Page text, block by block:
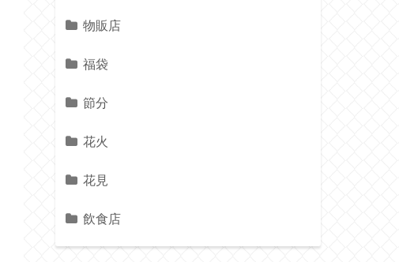
物販店
福袋
節分
花火
花見
飲食店